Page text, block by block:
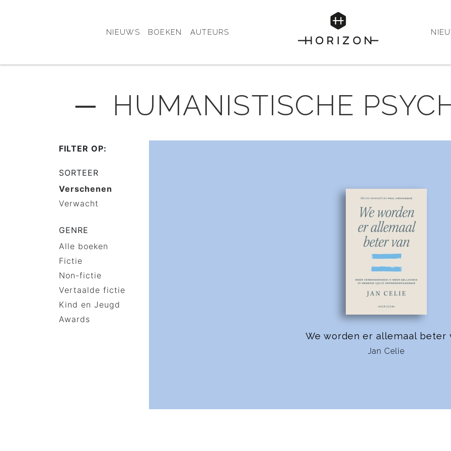
NIEUWS BOEKEN AUTEURS
─ HUMANISTISCHE
FILTER OP:
SORTEER
Verschenen
Verwacht
GENRE
Alle boeken
Fictie
Non-fictie
Vertaalde fictie
Kind en Jeugd
Awards
We worden er allemaal beter
Jan Celie